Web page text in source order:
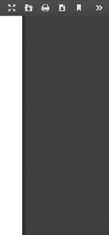
Presentation
Open Print Download
Current